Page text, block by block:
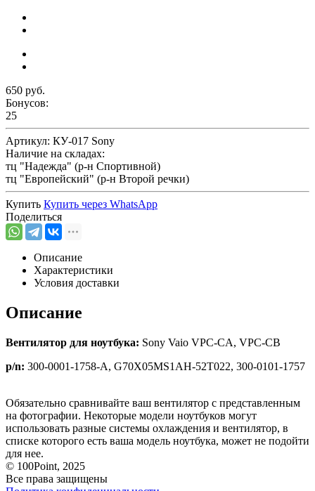
650 руб.
Бонусов:
25
Артикул: КУ-017 Sony
Наличие на складах:
тц "Надежда" (р-н Спортивной)
тц "Европейский" (р-н Второй речки)
Купить Купить через WhatsApp
Поделиться
Описание
Характеристики
Условия доставки
Описание
Вентилятор для ноутбука: Sony Vaio VPC-CA, VPC-CB
p/n: 300-0001-1758-A, G70X05MS1AH-52T022, 300-0101-1757
Обязательно сравнивайте ваш вентилятор с представленным
на фотографии. Некоторые модели ноутбуков могут
использовать разные системы охлаждения и вентилятор, в
списке которого есть ваша модель ноутбука, может не подойти
для нее.
© 100Point, 2025
Все права защищены